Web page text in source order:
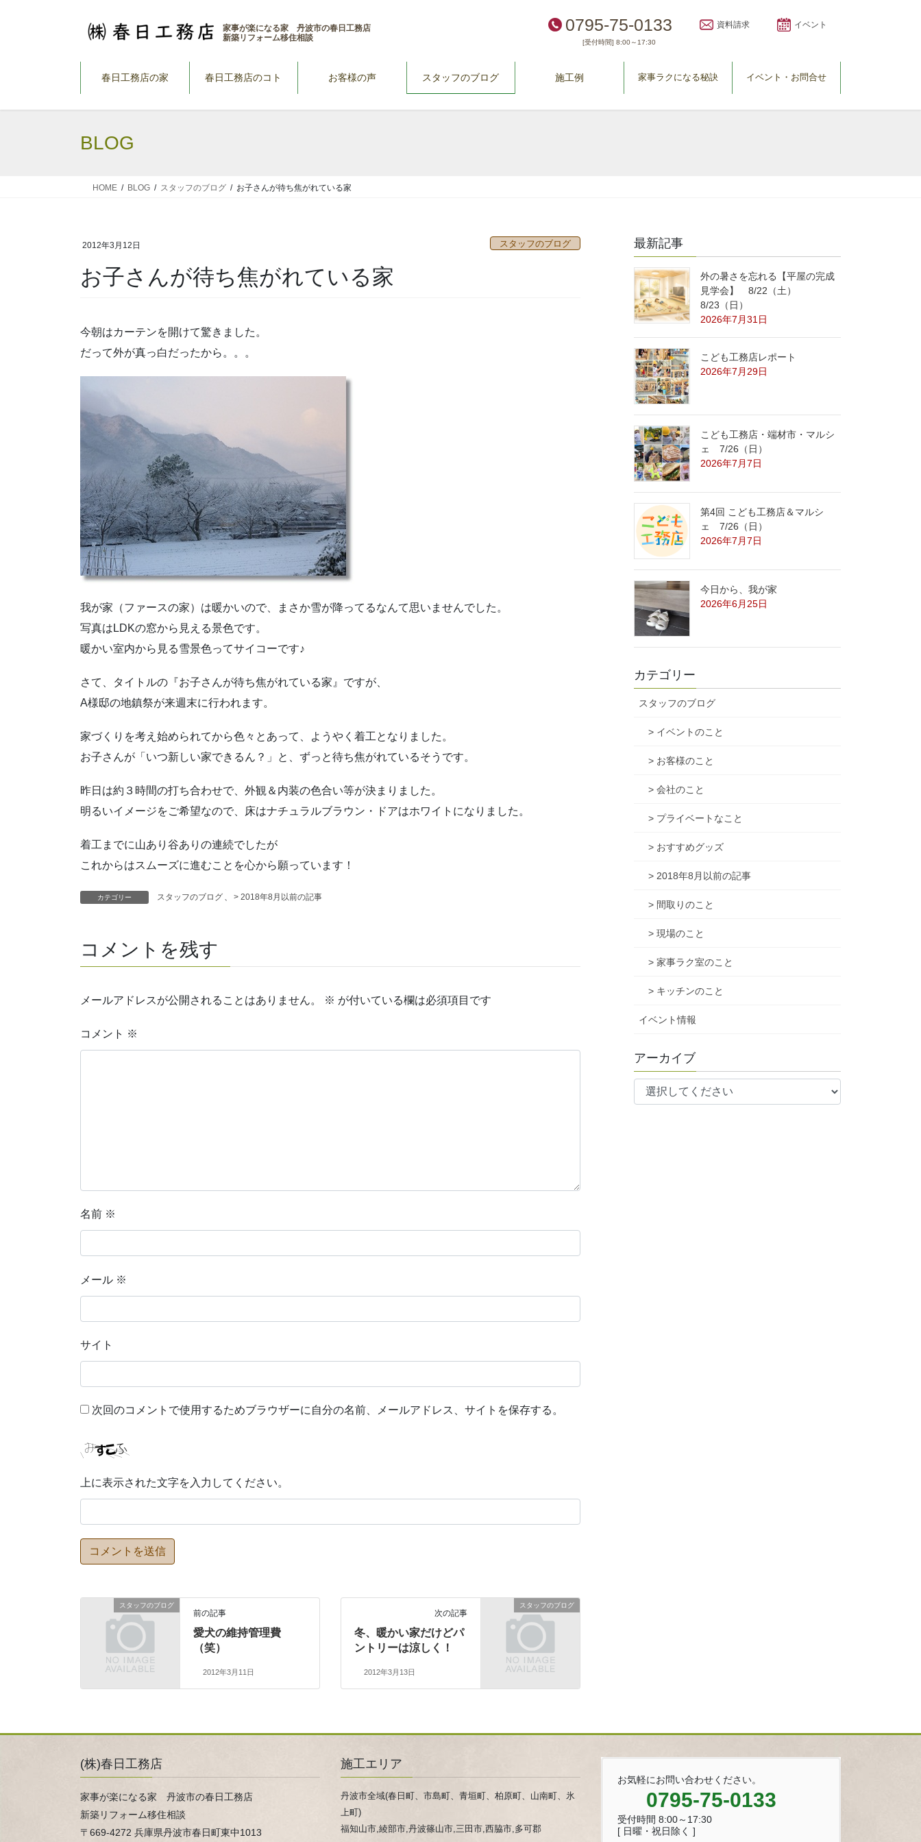
家事が楽になる家 丹波市の春日工務店
新築リフォーム移住相談
0795-75-0133
[受付時間] 8:00～17:30
資料請求 イベント
春日工務店の家 春日工務店のコト お客様の声 スタッフのブログ 施工例 家事ラクになる秘訣 イベント・お問合せ
BLOG
HOME BLOG スタッフのブログ お子さんが待ち焦がれている家
2012年3月12日 スタッフのブログ
お子さんが待ち焦がれている家
今朝はカーテンを開けて驚きました。
だって外が真っ白だったから。。。
我が家（ファースの家）は暖かいので、まさか雪が降ってるなんて思いませんでした。
写真はLDKの窓から見える景色です。
暖かい室内から見る雪景色ってサイコーです♪
さて、タイトルの『お子さんが待ち焦がれている家』ですが、
A様邸の地鎮祭が来週末に行われます。
家づくりを考え始められてから色々とあって、ようやく着工となりました。
お子さんが「いつ新しい家できるん？」と、ずっと待ち焦がれているそうです。
昨日は約３時間の打ち合わせで、外観＆内装の色合い等が決まりました。
明るいイメージをご希望なので、床はナチュラルブラウン・ドアはホワイトになりました。
着工までに山あり谷ありの連続でしたが
これからはスムーズに進むことを心から願っています！
カテゴリー スタッフのブログ 、 > 2018年8月以前の記事
コメントを残す
メールアドレスが公開されることはありません。 ※ が付いている欄は必須項目です
コメント ※
名前 ※
メール ※
サイト
次回のコメントで使用するためブラウザーに自分の名前、メールアドレス、サイトを保存する。
上に表示された文字を入力してください。
スタッフのブログ
前の記事
愛犬の維持管理費
（笑）
2012年3月11日
スタッフのブログ
次の記事
冬、暖かい家だけどパ
ントリーは涼しく！
2012年3月13日
最新記事
外の暑さを忘れる【平屋の完成
見学会】 8/22（土）
8/23（日）
2026年7月31日
こども工務店レポート
2026年7月29日
こども工務店・端材市・マルシ
ェ 7/26（日）
2026年7月7日
第4回 こども工務店＆マルシ
ェ 7/26（日）
2026年7月7日
今日から、我が家
2026年6月25日
カテゴリー
スタッフのブログ
> イベントのこと
> お客様のこと
> 会社のこと
> プライベートなこと
> おすすめグッズ
> 2018年8月以前の記事
> 間取りのこと
> 現場のこと
> 家事ラク室のこと
> キッチンのこと
イベント情報
アーカイブ
(株)春日工務店
家事が楽になる家 丹波市の春日工務店
新築リフォーム移住相談
〒669-4272 兵庫県丹波市春日町東中1013
施工エリア
丹波市全域(春日町、市島町、青垣町、柏原町、山南町、氷
上町)
福知山市,綾部市,丹波篠山市,三田市,西脇市,多可郡
お気軽にお問い合わせください。
0795-75-0133
受付時間 8:00～17:30
[ 日曜・祝日除く ]